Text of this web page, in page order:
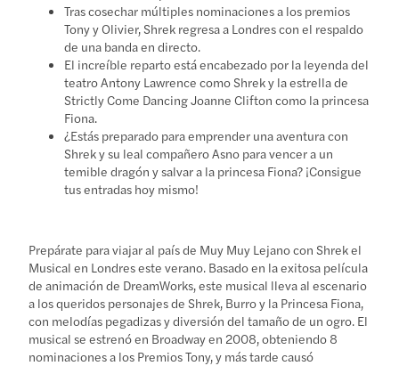
Tras cosechar múltiples nominaciones a los premios
Tony y Olivier, Shrek regresa a Londres con el respaldo
de una banda en directo.
El increíble reparto está encabezado por la leyenda del
teatro Antony Lawrence como Shrek y la estrella de
Strictly Come Dancing Joanne Clifton como la princesa
Fiona.
¿Estás preparado para emprender una aventura con
Shrek y su leal compañero Asno para vencer a un
temible dragón y salvar a la princesa Fiona? ¡Consigue
tus entradas hoy mismo!
Prepárate para viajar al país de Muy Muy Lejano con Shrek el
Musical en Londres este verano. Basado en la exitosa película
de animación de DreamWorks, este musical lleva al escenario
a los queridos personajes de Shrek, Burro y la Princesa Fiona,
con melodías pegadizas y diversión del tamaño de un ogro. El
musical se estrenó en Broadway en 2008, obteniendo 8
nominaciones a los Premios Tony, y más tarde causó